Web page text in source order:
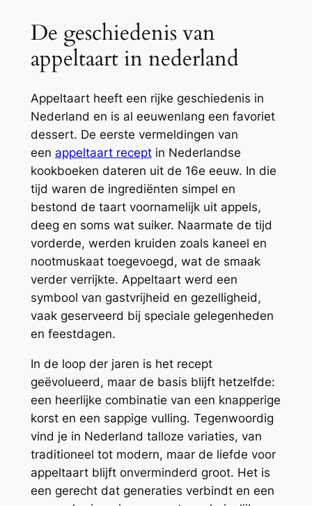
De geschiedenis van
appeltaart in nederland
Appeltaart heeft een rijke geschiedenis in
Nederland en is al eeuwenlang een favoriet
dessert. De eerste vermeldingen van
een appeltaart receptin Nederlandse
kookboeken dateren uit de 16e eeuw. In die
tijd waren de ingrediënten simpel en
bestond de taart voornamelijk uit appels,
deeg en soms wat suiker. Naarmate de tijd
vorderde, werden kruiden zoals kaneel en
nootmuskaat toegevoegd, wat de smaak
verder verrijkte. Appeltaart werd een
symbool van gastvrijheid en gezelligheid,
vaak geserveerd bij speciale gelegenheden
en feestdagen.
In de loop der jaren is het recept
geëvolueerd, maar de basis blijft hetzelfde:
een heerlijke combinatie van een knapperige
korst en een sappige vulling. Tegenwoordig
vind je in Nederland talloze variaties, van
traditioneel tot modern, maar de liefde voor
appeltaart blijft onverminderd groot. Het is
een gerecht dat generaties verbindt en een